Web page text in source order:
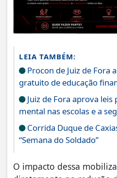
LEIA TAMBÉM:
Procon de Juiz de Fora
gratuito de educação
Juiz de Fora aprova leis
mental nas escolas e a
Corrida Duque de
“Semana do Soldado”
O impacto dessa